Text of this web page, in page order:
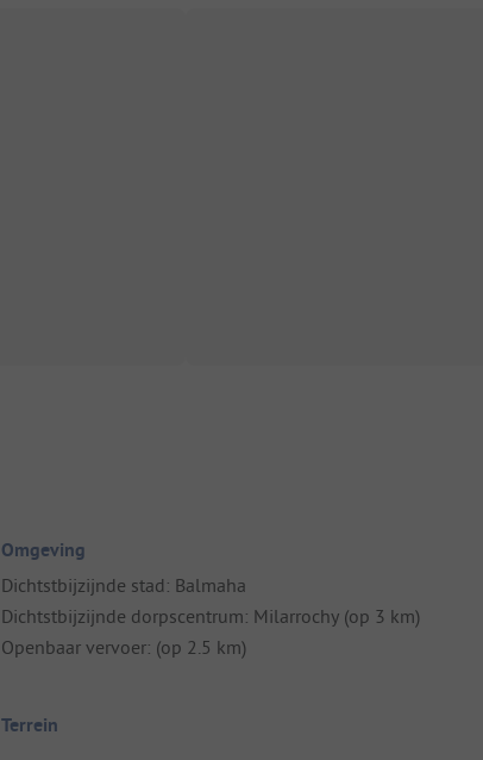
Omgeving
Dichtstbijzijnde stad: Balmaha
Dichtstbijzijnde dorpscentrum: Milarrochy (op 3 km)
Openbaar vervoer: (op 2.5 km)
Terrein